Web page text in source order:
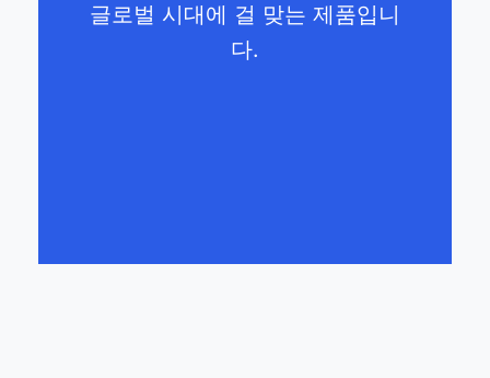
글로벌 시대에 걸 맞는 제품입니
다.